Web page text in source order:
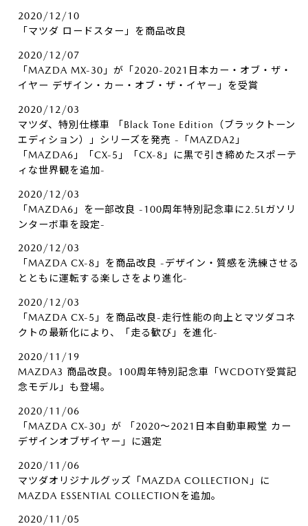
2020/12/10
「マツダ ロードスター」を商品改良
2020/12/07
「MAZDA MX-30」が「2020-2021日本カー・オブ・ザ・
イヤー デザイン・カー・オブ・ザ・イヤー」を受賞
2020/12/03
マツダ、特別仕様車 「Black Tone Edition（ブラックトーン
エディション）」シリーズを発売 -「MAZDA2」
「MAZDA6」「CX-5」「CX-8」に黒で引き締めたスポーテ
ィな世界観を追加-
2020/12/03
「MAZDA6」を一部改良 -100周年特別記念車に2.5Lガソリ
ンターボ車を設定-
2020/12/03
「MAZDA CX-8」を商品改良 -デザイン・質感を洗練させる
とともに運転する楽しさをより進化-
2020/12/03
「MAZDA CX-5」を商品改良-走行性能の向上とマツダコネ
クトの最新化により、「走る歓び」を進化-
2020/11/19
MAZDA3 商品改良。100周年特別記念車「WCDOTY受賞記
念モデル」も登場。
2020/11/06
「MAZDA CX-30」が 「2020～2021日本自動車殿堂 カー
デザインオブザイヤー」に選定
2020/11/06
マツダオリジナルグッズ「MAZDA COLLECTION」に
MAZDA ESSENTIAL COLLECTIONを追加。
2020/11/05